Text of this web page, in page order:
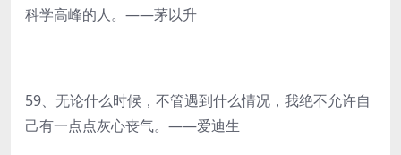
科学高峰的人。——茅以升
59、无论什么时候，不管遇到什么情况，我绝不允许自
己有一点点灰心丧气。——爱迪生